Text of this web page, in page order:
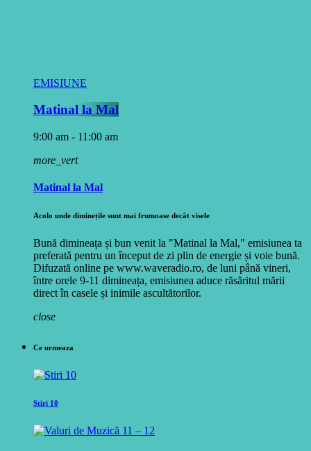
EMISIUNE
Matinal la Mal
9:00 am - 11:00 am
more_vert
Matinal la Mal
Acolo unde diminețile sunt mai frumoase decât visele
Bună dimineața și bun venit la "Matinal la Mal," emisiunea ta
preferată pentru un început de zi plin de energie și voie bună.
Difuzată online pe www.waveradio.ro, de luni până vineri,
între orele 9-11 dimineața, emisiunea aduce răsăritul mării
direct în casele și inimile ascultătorilor.
close
Ce urmeaza
Stiri 10